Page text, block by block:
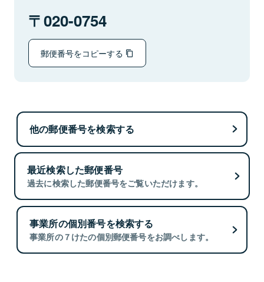
020-0754
郵便番号をコピーする
他の郵便番号を検索する
最近検索した郵便番号
過去に検索した郵便番号をご覧いただけます。
事業所の個別番号を検索する
事業所の７けたの個別郵便番号をお調べします。